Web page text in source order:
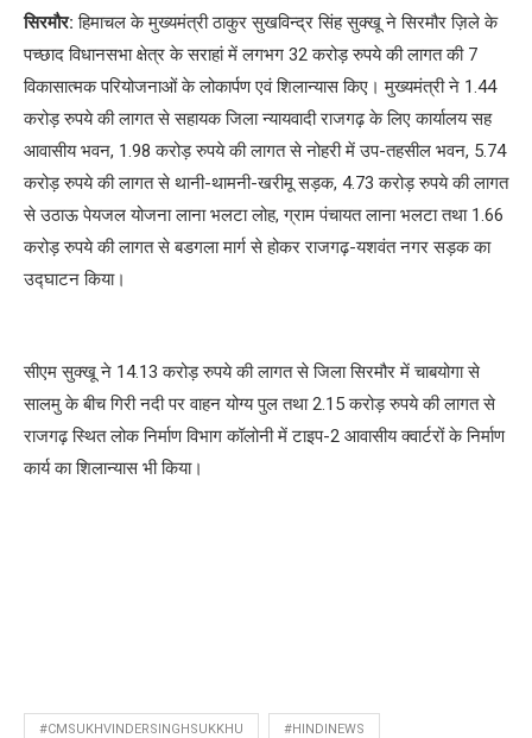
सिरमौर:हिमाचल के मुख्यमंत्री ठाकुर सुखविन्द्र सिंह सुक्खू ने सिरमौर ज़िले के
पच्छाद विधानसभा क्षेत्र के सराहां में लगभग 32 करोड़ रुपये की लागत की 7
विकासात्मक परियोजनाओं के लोकार्पण एवं शिलान्यास किए। मुख्यमंत्री ने 1.44
करोड़ रुपये की लागत से सहायक जिला न्यायवादी राजगढ़ के लिए कार्यालय सह
आवासीय भवन, 1.98 करोड़ रुपये की लागत से नोहरी में उप-तहसील भवन, 5.74
करोड़ रुपये की लागत से थानी-थामनी-खरीमू सड़क, 4.73 करोड़ रुपये की लागत
से उठाऊ पेयजल योजना लाना भलटा लोह, ग्राम पंचायत लाना भलटा तथा 1.66
करोड़ रुपये की लागत से बडगला मार्ग से होकर राजगढ़-यशवंत नगर सड़क का
उद्घाटन किया।
सीएम सुक्खू ने 14.13 करोड़ रुपये की लागत से जिला सिरमौर में चाबयोगा से
सालमु के बीच गिरी नदी पर वाहन योग्य पुल तथा 2.15 करोड़ रुपये की लागत से
राजगढ़ स्थित लोक निर्माण विभाग कॉलोनी में टाइप-2 आवासीय क्वार्टरों के निर्माण
कार्य का शिलान्यास भी किया।
#CMSUKHVINDERSINGHSUKKHU #HINDINEWS